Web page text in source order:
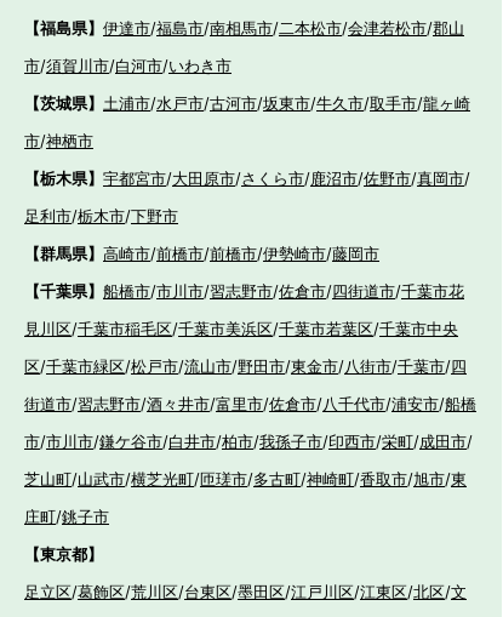
【福島県】 伊達市/福島市/南相馬市/二本松市/会津若松市/郡山
市/須賀川市/白河市/いわき市
【茨城県】 土浦市/水戸市/古河市/坂東市/牛久市/取手市/龍ヶ崎
市/神栖市
【栃木県】 宇都宮市/大田原市/さくら市/鹿沼市/佐野市/真岡市/
足利市/栃木市/下野市
【群馬県】 高崎市/前橋市/前橋市/伊勢崎市/藤岡市
【千葉県】 船橋市/市川市/習志野市/佐倉市/四街道市/千葉市花
見川区/千葉市稲毛区/千葉市美浜区/千葉市若葉区/千葉市中央
区/千葉市緑区/松戸市/流山市/野田市/東金市/八街市/千葉市/四
街道市/習志野市/酒々井市/富里市/佐倉市/八千代市/浦安市/船橋
市/市川市/鎌ケ谷市/白井市/柏市/我孫子市/印西市/栄町/成田市/
芝山町/山武市/横芝光町/匝瑳市/多古町/神崎町/香取市/旭市/東
庄町/銚子市
【東京都】
足立区/葛飾区/荒川区/台東区/墨田区/江戸川区/江東区/北区/文